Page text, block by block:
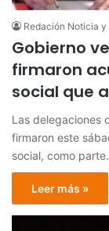
Redación Noticia y
Gobierno
firmaron
social que
Las delegaciones
firmaron este
social, como
Leer más »